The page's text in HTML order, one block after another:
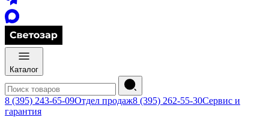
Каталог
8 (395) 243-65-09Отдел продаж8 (395) 262-55-30Сервис и
гарантия